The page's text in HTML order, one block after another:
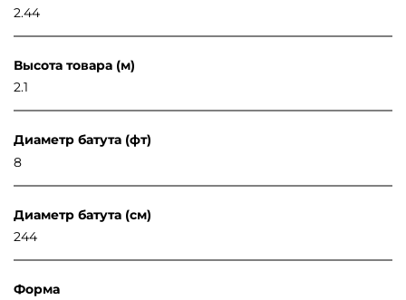
2.44
Высота товара (м)
2.1
Диаметр батута (фт)
8
Диаметр батута (см)
244
Форма